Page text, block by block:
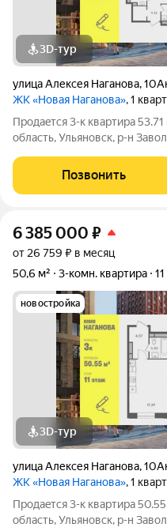
3D-тур
улица Алексея Наганова,
ЖК «Новая Наганова», 1
Продаeтся 3-к квартира
область, Ульяновск, р-н
ипoтечным прогрaммaм.
«Новая». Преимущества:
Позвонить
6 385 000 ₽
от 26 759 ₽ в месяц
50,6 м²
3-комн. квартира
новостройка
3D-тур
улица Алексея Наганова,
ЖК «Новая Наганова», 1
Продаeтся 3-к квартира
область, Ульяновск, р-н